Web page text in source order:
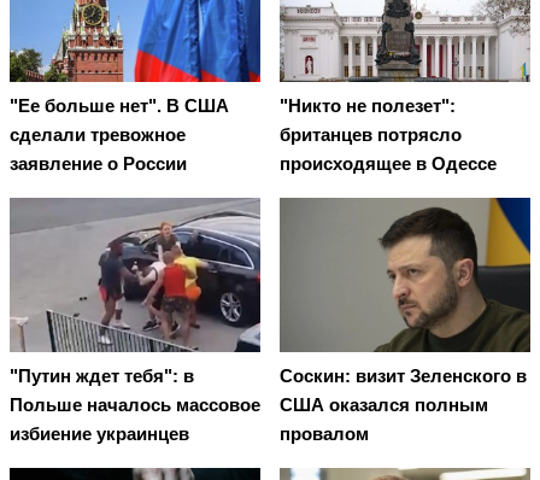
"Ее больше нет". В США
сделали тревожное
заявление о России
"Никто не полезет":
британцев потрясло
происходящее в Одессе
"Путин ждет тебя": в
Польше началось массовое
избиение украинцев
Соскин: визит Зеленского в
США оказался полным
провалом